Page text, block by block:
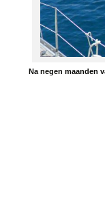
Na negen maanden